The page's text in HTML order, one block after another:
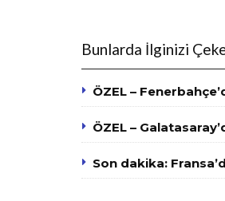
Bunlarda İlginizi
ÖZEL –
ÖZEL –
Son dakika: